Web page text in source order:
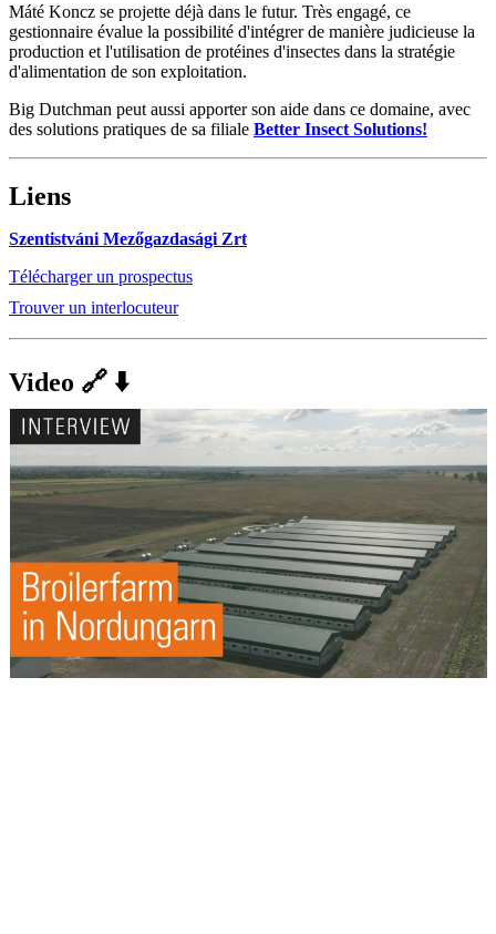
Máté Koncz se projette déjà dans le futur. Très engagé, ce
gestionnaire évalue la possibilité d'intégrer de manière judicieuse la
production et l'utilisation de protéines d'insectes dans la stratégie
d'alimentation de son exploitation.
Big Dutchman peut aussi apporter son aide dans ce domaine, avec
des solutions pratiques de sa filiale Better Insect Solutions!
Liens
Szentistváni Mezőgazdasági Zrt
Télécharger un prospectus
Trouver un interlocuteur
Video 🔗 ⬇️